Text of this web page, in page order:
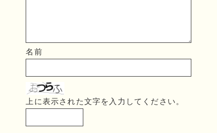
名前
上に表示された文字を入力してください。